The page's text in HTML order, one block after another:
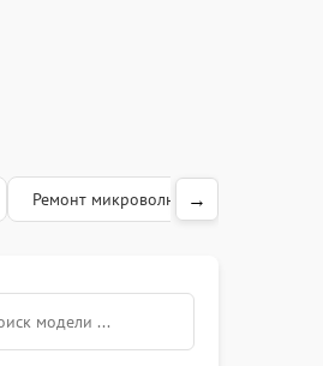
Ремонт микроволновых печей Neff
→